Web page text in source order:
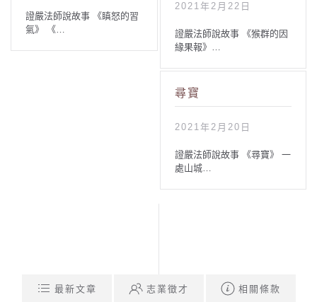
2021年2月22日
證嚴法師說故事 《猴群的因
緣果報》…
證嚴法師說故事 《瞋怒的習
氣》 《…
尋寶
2021年2月20日
證嚴法師說故事 《尋寶》 一
處山城…
最新文章 志業徵才 相關條款